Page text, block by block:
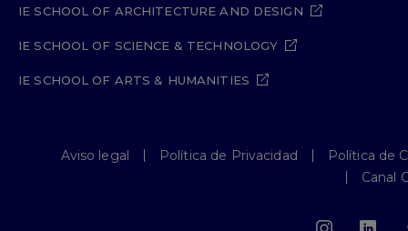
IE SCHOOL OF ARCHITECTURE AND DESIGN
IE SCHOOL OF SCIENCE & TECHNOLOGY
IE SCHOOL OF ARTS & HUMANITIES
Aviso legal Política de Privacidad
Política de
Canal